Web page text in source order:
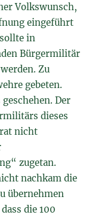
Volkswunsch,
eingeführt
in
Bürgermilitär
Zu
gebeten.
Der
dieses
nicht
zugetan.
nachkam die
übernehmen
die 100